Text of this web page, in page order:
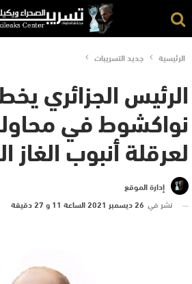
الرئيسية جديد التسريبات
الرئيس الجزائري
نواكشوط في
لعرقلة أنبوب الغاز
إدارة الموقع
نشر في 26 ديسمبر 2021 الساعة 11 و 27 دقيقة